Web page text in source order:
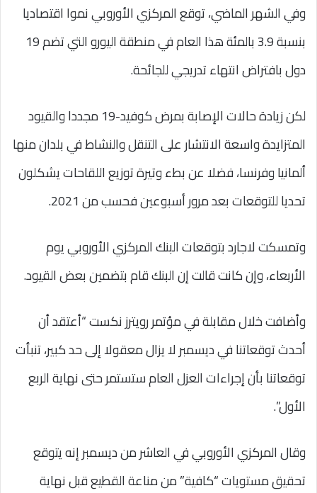
وفي الشهر الماضي، توقع المركزي الأوروبي نموا اقتصاديا
بنسبة 3.9 بالمئة هذا العام في منطقة اليورو التي تضم 19
دول بافتراض انتهاء تدريجي للجائحة.
لكن زيادة حالات الإصابة بمرض كوفيد-19 مجددا والقيود
المتزايدة واسعة الانتشار على التنقل والنشاط في بلدان منها
ألمانيا وفرنسا، فضلا عن بطء وتيرة توزيع اللقاحات يشكلون
تحديا للتوقعات بعد مرور أسبوعين فحسب من 2021.
وتمسكت لاجارد بتوقعات البنك المركزي الأوروبي يوم
الأربعاء، وإن كانت قالت إن البنك قام بتضمين بعض القيود.
وأضافت خلال مقابلة في مؤتمر رويترز نكست “أعتقد أن
أحدث توقعاتنا في ديسمبر لا يزال معقولا إلى حد كبير، تنبأت
توقعاتنا بأن إجراءات العزل العام ستستمر حتى نهاية الربع
الأول”.
وقال المركزي الأوروبي في العاشر من ديسمبر إنه يتوقع
تحقيق مستويات “كافية” من مناعة القطيع قبل نهاية